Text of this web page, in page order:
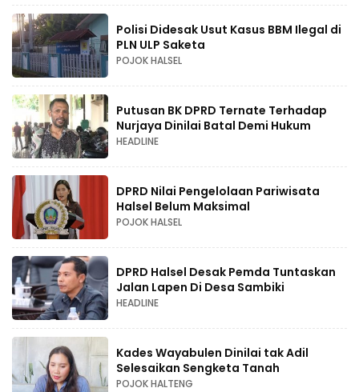
Polisi Didesak Usut Kasus BBM Ilegal di
PLN ULP Saketa
POJOK HALSEL
Putusan BK DPRD Ternate Terhadap
Nurjaya Dinilai Batal Demi Hukum
HEADLINE
DPRD Nilai Pengelolaan Pariwisata
Halsel Belum Maksimal
POJOK HALSEL
DPRD Halsel Desak Pemda Tuntaskan
Jalan Lapen Di Desa Sambiki
HEADLINE
Kades Wayabulen Dinilai tak Adil
Selesaikan Sengketa Tanah
POJOK HALTENG